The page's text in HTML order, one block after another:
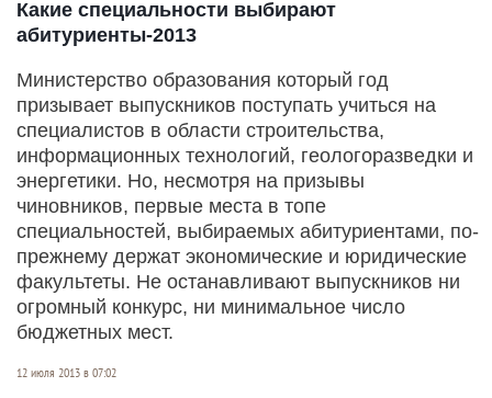
Какие специальности выбирают
абитуриенты-2013
Министерство образования который год
призывает выпускников поступать учиться на
специалистов в области строительства,
информационных технологий, геологоразведки и
энергетики. Но, несмотря на призывы
чиновников, первые места в топе
специальностей, выбираемых абитуриентами, по-
прежнему держат экономические и юридические
факультеты. Не останавливают выпускников ни
огромный конкурс, ни минимальное число
бюджетных мест.
12 июля 2013 в 07:02